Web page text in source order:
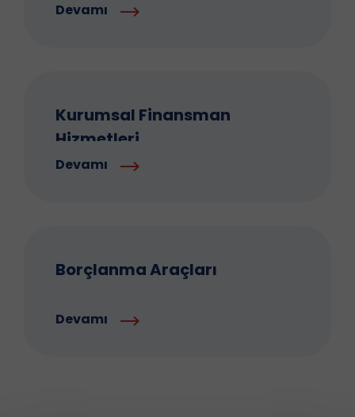
Devamı
Kurumsal Finansman
Hizmetleri
Devamı
Borçlanma Araçları
Devamı